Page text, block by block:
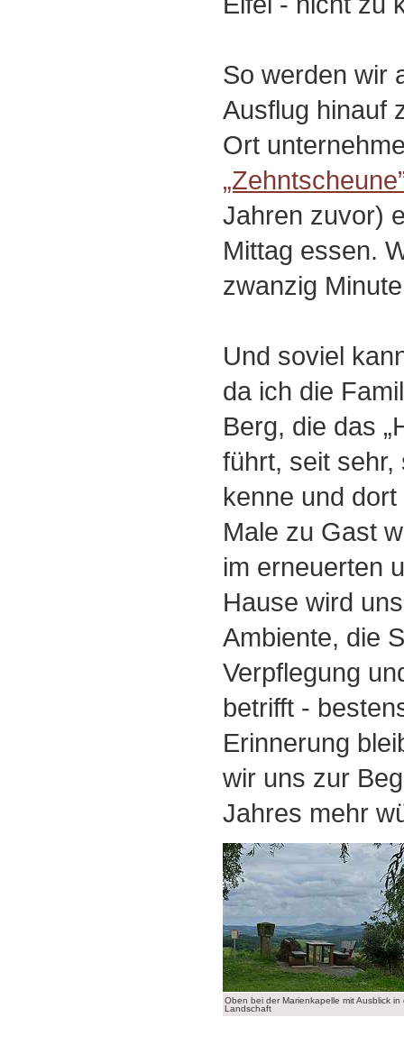
So werden wir
Ausflug hinauf
Ort
Jahren zuvor)
Mittag essen.
zwanzig
Und soviel
da ich die
Berg, die das
führt, seit
kenne und
Male zu Gast
im erneuerten
Hause wird
Ambiente, die
Verpflegung
betrifft -
Erinnerung
wir uns zur
Jahres mehr
Oben bei der Marienkapelle mit Ausblick in
Landschaft